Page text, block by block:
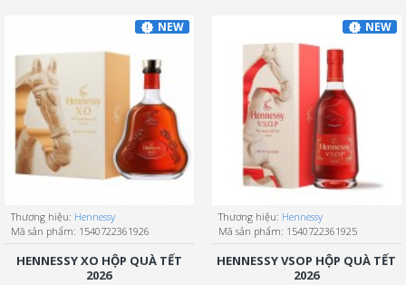
NEW
Thương hiệu: Hennessy
Mã sản phẩm: 1540722361926
HENNESSY XO HỘP QUÀ TẾT
2026
NEW
Thương hiệu: Hennessy
Mã sản phẩm: 1540722361925
HENNESSY VSOP HỘP QUÀ TẾT
2026